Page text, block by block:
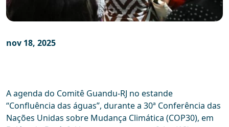
nov 18, 2025
A agenda do Comitê Guandu-RJ no estande
“Confluência das águas”, durante a 30ª Conferência das
Nações Unidas sobre Mudança Climática (COP30), em